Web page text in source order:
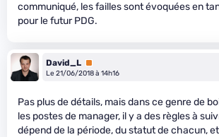
communiqué, les failles sont évoquées en
pour le futur PDG.
David_L Premium
Le 21/06/2018 à 14h16
Pas plus de détails, mais dans ce genre de
les postes de manager, il y a des règles à
dépend de la période, du statut de chacun,